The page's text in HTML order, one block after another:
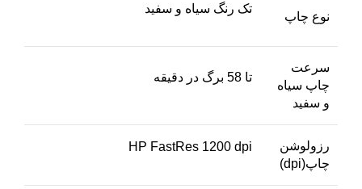
نوع چاپ
تک رنگ سیاه و سفید
سرعت
چاپ سیاه
و سفید
تا 58 برگ در دقیقه
رزولوشن
چاپ(dpi)
HP FastRes 1200 dpi